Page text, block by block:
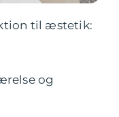
til æstetik:
og